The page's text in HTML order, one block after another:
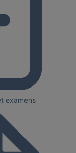
examens